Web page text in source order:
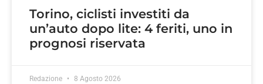
Torino, ciclisti investiti da
un’auto dopo lite: 4 feriti, uno in
prognosi riservata
Redazione 8 Agosto 2026